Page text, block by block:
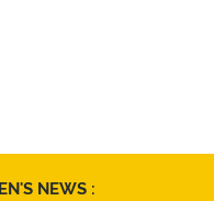
NEWS :